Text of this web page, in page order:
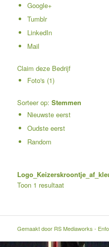
Google+
Tumblr
LinkedIn
Mail
Claim deze Bedrijf
Foto's (1)
Sorteer op: Stemmen
Nieuwste eerst
Oudste eerst
Random
Toon 1 resultaat
Gemaakt door RS Mediaworks -